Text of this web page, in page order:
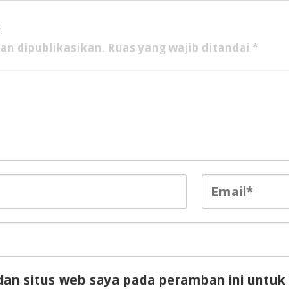
dipublikasikan. Ruas yang wajib ditandai *
situs web saya pada peramban ini